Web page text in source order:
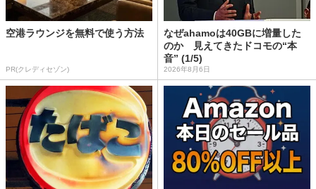
空港ラウンジを無料で使う方法
PR(クレディセゾン)
なぜahamoは40GBに増量した
のか 見えてきたドコモの“本
音” (1/5)
2026年8月6日